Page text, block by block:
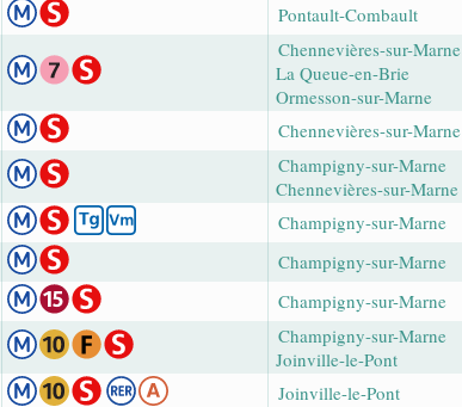
Pontault-Combault
Chennevières-sur-Marne
La Queue-en-Brie
Ormesson-sur-Marne
Chennevières-sur-Marne
Champigny-sur-Marne
Chennevières-sur-Marne
Champigny-sur-Marne
Champigny-sur-Marne
Champigny-sur-Marne
Champigny-sur-Marne
Joinville-le-Pont
Joinville-le-Pont